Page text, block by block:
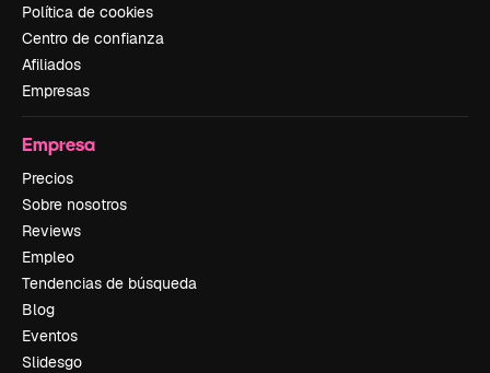
Política de cookies
Centro de confianza
Afiliados
Empresas
Empresa
Precios
Sobre nosotros
Reviews
Empleo
Tendencias de búsqueda
Blog
Eventos
Slidesgo